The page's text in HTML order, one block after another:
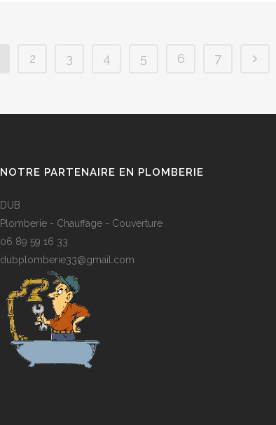
2 3 4 5 6 7
NOTRE PARTENAIRE EN PLOMBERIE
DUB
Plomberie - Chauffage - Couverture
06 89 59 16 33
dubplomberie33@gmail.com